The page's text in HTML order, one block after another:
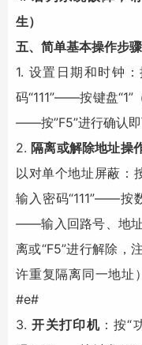
生）
五、简单基本操作步骤
1. 设置日期和时钟
码“111”――按键盘
――按”F5”进行确认即
2. 隔离或解除地址操
以对单个地址屏蔽
输入密码“111”――按
――输入回路号、地
离或“F5”进行解除，
许重复隔离同一地址
#e#
3.开关打印机：按“